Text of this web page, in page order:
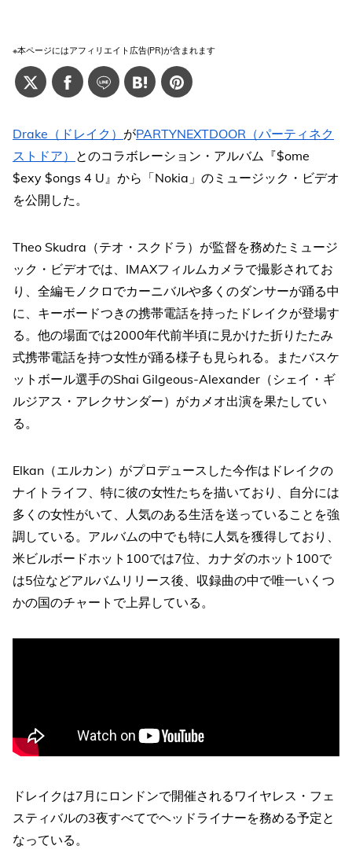
※本ページにはアフィリエイト広告(PR)が含まれます
Drake（ドレイク） がPARTYNEXTDOOR（パーティネク
ストドア） とのコラボレーション・アルバム『$ome
$exy $ongs 4 U』から「Nokia」のミュージック・ビデオ
を公開した。
Theo Skudra（テオ・スクドラ）が監督を務めたミュージ
ック・ビデオでは、IMAXフィルムカメラで撮影されてお
り、全編モノクロでカーニバルや多くのダンサーが踊る中
に、キーボードつきの携帯電話を持ったドレイクが登場す
る。他の場面では2000年代前半頃に見かけた折りたたみ
式携帯電話を持つ女性が踊る様子も見られる。またバスケ
ットボール選手のShai Gilgeous-Alexander（シェイ・ギ
ルジアス・アレクサンダー）がカメオ出演を果たしてい
る。
Elkan（エルカン）がプロデュースした今作はドレイクの
ナイトライフ、特に彼の女性たちを描いており、自分には
多くの女性がいて、人気のある生活を送っていることを強
調している。アルバムの中でも特に人気を獲得しており、
米ビルボードホット100では7位、カナダのホット100で
は5位などアルバムリリース後、収録曲の中で唯一いくつ
かの国のチャートで上昇している。
ドレイクは7月にロンドンで開催されるワイヤレス・フェ
スティバルの3夜すべてでヘッドライナーを務める予定と
なっている。